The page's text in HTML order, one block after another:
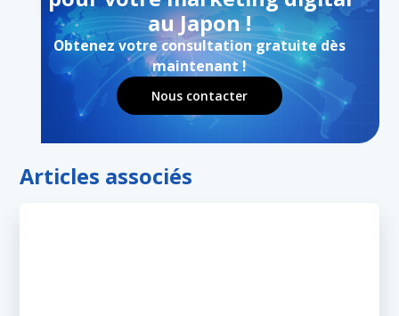
au Japon !
Obtenez votre consultation gratuite dès
maintenant !
Nous contacter
Articles associés